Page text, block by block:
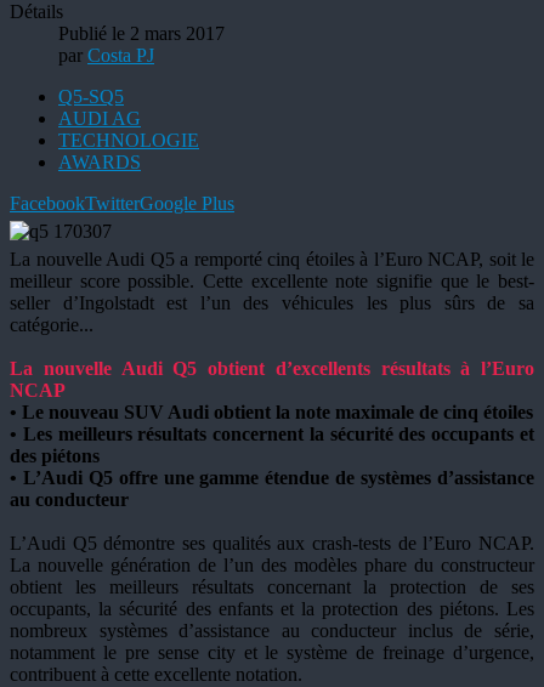
Détails
Publié le 2 mars 2017
par Costa PJ
Q5-SQ5
AUDI AG
TECHNOLOGIE
AWARDS
FacebookTwitterGoogle Plus
La nouvelle Audi Q5 a remporté cinq étoiles à l’Euro NCAP, soit le
meilleur score possible. Cette excellente note signifie que le best-
seller d’Ingolstadt est l’un des véhicules les plus sûrs de sa
catégorie...
La nouvelle Audi Q5 obtient d’excellents résultats à l’Euro
NCAP
• Le nouveau SUV Audi obtient la note maximale de cinq étoiles
• Les meilleurs résultats concernent la sécurité des occupants et
des piétons
• L’Audi Q5 offre une gamme étendue de systèmes d’assistance
au conducteur
L’Audi Q5 démontre ses qualités aux crash-tests de l’Euro NCAP.
La nouvelle génération de l’un des modèles phare du constructeur
obtient les meilleurs résultats concernant la protection de ses
occupants, la sécurité des enfants et la protection des piétons. Les
nombreux systèmes d’assistance au conducteur inclus de série,
notamment le pre sense city et le système de freinage d’urgence,
contribuent à cette excellente notation.